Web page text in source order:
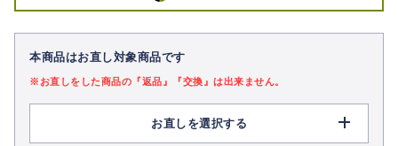
本商品はお直し対象商品です
※お直しをした商品の『返品』『交換』は出来ません。
お直しを選択する